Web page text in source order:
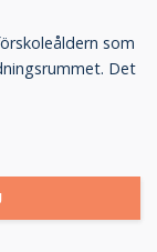
som
Det